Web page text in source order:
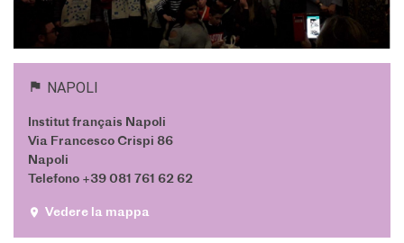
MEDIATECA
Presentazione
Culturethèque, biblioteca
bibliografica
SCUOLA & UNIVERSITÀ
universitaria
NAPOLI
Institut français Napoli
Via Francesco Crispi 86
Napoli
Telefono +39 081 761 62 62
Vedere la mappa